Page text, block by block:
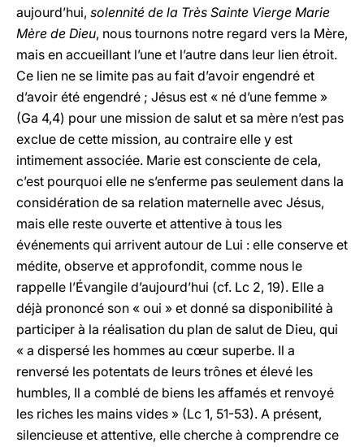
aujourd’hui, solennité de la Très Sainte Vierge Marie
Mère de Dieu, nous tournons notre regard vers la Mère,
mais en accueillant l’une et l’autre dans leur lien étroit.
Ce lien ne se limite pas au fait d’avoir engendré et
d’avoir été engendré ; Jésus est « né d’une femme »
(Ga 4,4) pour une mission de salut et sa mère n’est pas
exclue de cette mission, au contraire elle y est
intimement associée. Marie est consciente de cela,
c’est pourquoi elle ne s’enferme pas seulement dans la
considération de sa relation maternelle avec Jésus,
mais elle reste ouverte et attentive à tous les
événements qui arrivent autour de Lui : elle conserve et
médite, observe et approfondit, comme nous le
rappelle l’Évangile d’aujourd’hui (cf. Lc 2, 19). Elle a
déjà prononcé son « oui » et donné sa disponibilité à
participer à la réalisation du plan de salut de Dieu, qui
« a dispersé les hommes au cœur superbe. Il a
renversé les potentats de leurs trônes et élevé les
humbles, Il a comblé de biens les affamés et renvoyé
les riches les mains vides » (Lc 1, 51-53). A présent,
silencieuse et attentive, elle cherche à comprendre ce